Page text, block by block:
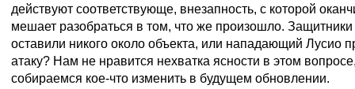
действуют соответствующе, внезапность, с которой
мешает разобраться в том, что же произошло.
оставили никого около объекта, или нападающий Лусио
атаку? Нам не нравится нехватка ясности в этом
собираемся кое-что изменить в будущем обновлении.